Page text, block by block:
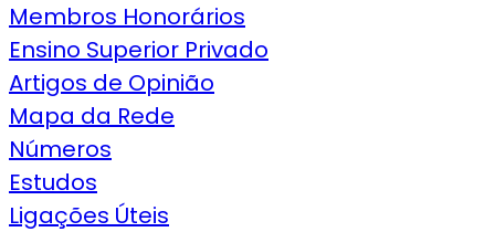
Membros Honorários
Ensino Superior Privado
Artigos de Opinião
Mapa da Rede
Números
Estudos
Ligações Úteis